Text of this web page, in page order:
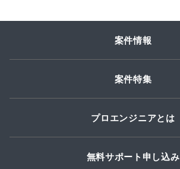
案件情報
案件特集
プロエンジニアとは
無料サポート申し込み